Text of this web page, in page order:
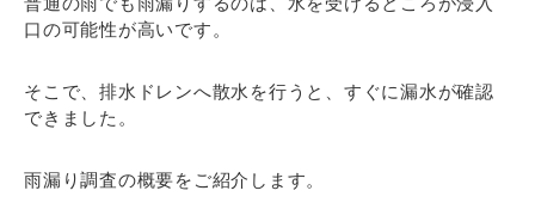
口の可能性が高いです。
そこで、排水ドレンへ散水を行うと、すぐに漏水が確認
できました。
雨漏り調査の概要をご紹介します。